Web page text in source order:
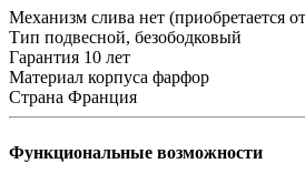
Механизм слива нет (приобретается
Тип подвесной, безободковый
Гарантия 10 лет
Материал корпуса фарфор
Страна Франция
Функциональные возможности